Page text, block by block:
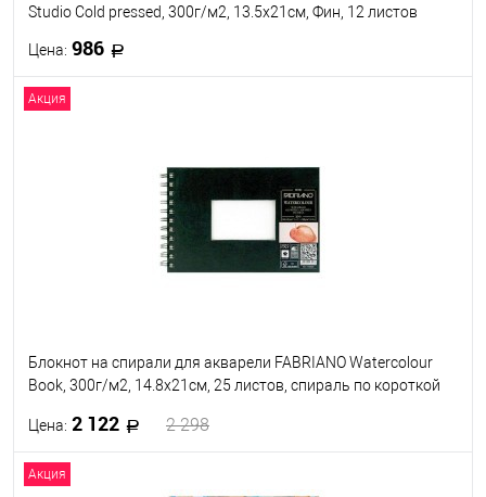
Studio Cold pressed, 300г/м2, 13.5x21см, Фин, 12 листов
Цена: 986
Под заказ
Акция
Блокнот на спирали для акварели FABRIANO Watercolour
Book, 300г/м2, 14.8x21см, 25 листов, спираль по короткой
Цена: 2 122 2 298
Акция